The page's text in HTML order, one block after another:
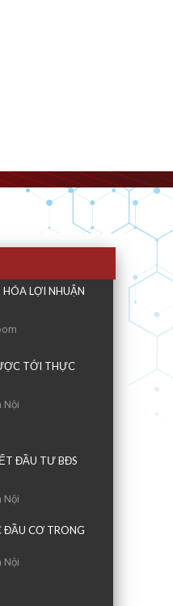
LỢI NHUẬN
TỚI THỰC
Nội
ĐẦU TƯ BĐS
Nội
ĐẦU CƠ TRONG
Nội